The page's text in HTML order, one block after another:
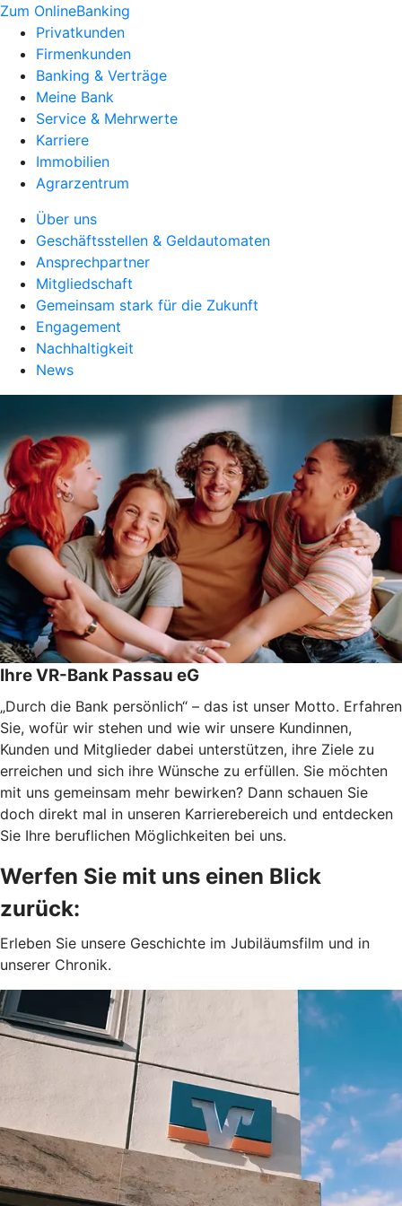
Zum OnlineBanking
Privatkunden
Firmenkunden
Banking & Verträge
Meine Bank
Service & Mehrwerte
Karriere
Immobilien
Agrarzentrum
Über uns
Geschäftsstellen & Geldautomaten
Ansprechpartner
Mitgliedschaft
Gemeinsam stark für die Zukunft
Engagement
Nachhaltigkeit
News
Ihre VR-Bank Passau eG
„Durch die Bank persönlich“ – das ist unser Motto. Erfahren
Sie, wofür wir stehen und wie wir unsere Kundinnen,
Kunden und Mitglieder dabei unterstützen, ihre Ziele zu
erreichen und sich ihre Wünsche zu erfüllen. Sie möchten
mit uns gemeinsam mehr bewirken? Dann schauen Sie
doch direkt mal in unseren Karrierebereich und entdecken
Sie Ihre beruflichen Möglichkeiten bei uns.
Werfen Sie mit uns einen Blick
zurück:
Erleben Sie unsere Geschichte im Jubiläumsfilm und in
unserer Chronik.